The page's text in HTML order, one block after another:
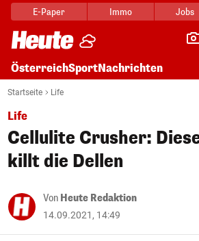
E-Paper Immo Jobs
ÖsterreichSportNachrichten
Startseite Life
Life
Cellulite Crusher:
killt die Dellen
Von Heute Redaktion
14.09.2021, 14:49